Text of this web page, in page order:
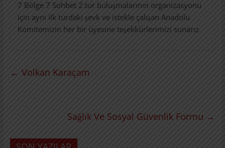
7 Bölge 7 Sohbet 2.tur buluşmalarının organizasyonu
için aynı ilk turdaki şevk ve istekle çalışan Anadolu
Komitemizin her bir üyesine teşekkürlerimizi sunarız.
← Volkan Karaçam
Sağlık Ve Sosyal Güvenlik Formu →